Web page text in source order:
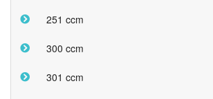
251 ccm
300 ccm
301 ccm